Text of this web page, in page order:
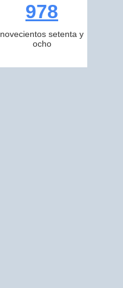
978
novecientos setenta y
ocho